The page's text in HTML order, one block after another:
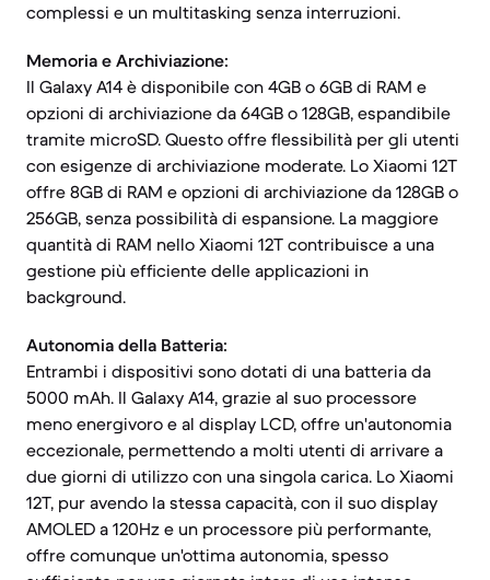
complessi e un multitasking senza interruzioni.
Memoria e Archiviazione:
Il Galaxy A14 è disponibile con 4GB o 6GB di RAM e
opzioni di archiviazione da 64GB o 128GB, espandibile
tramite microSD. Questo offre flessibilità per gli utenti
con esigenze di archiviazione moderate. Lo Xiaomi 12T
offre 8GB di RAM e opzioni di archiviazione da 128GB o
256GB, senza possibilità di espansione. La maggiore
quantità di RAM nello Xiaomi 12T contribuisce a una
gestione più efficiente delle applicazioni in
background.
Autonomia della Batteria:
Entrambi i dispositivi sono dotati di una batteria da
5000 mAh. Il Galaxy A14, grazie al suo processore
meno energivoro e al display LCD, offre un'autonomia
eccezionale, permettendo a molti utenti di arrivare a
due giorni di utilizzo con una singola carica. Lo Xiaomi
12T, pur avendo la stessa capacità, con il suo display
AMOLED a 120Hz e un processore più performante,
offre comunque un'ottima autonomia, spesso